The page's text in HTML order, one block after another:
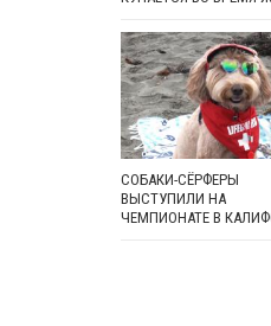
СОБАКИ-СЁРФЕРЫ
ВЫСТУПИЛИ НА
ЧЕМПИОНАТЕ В